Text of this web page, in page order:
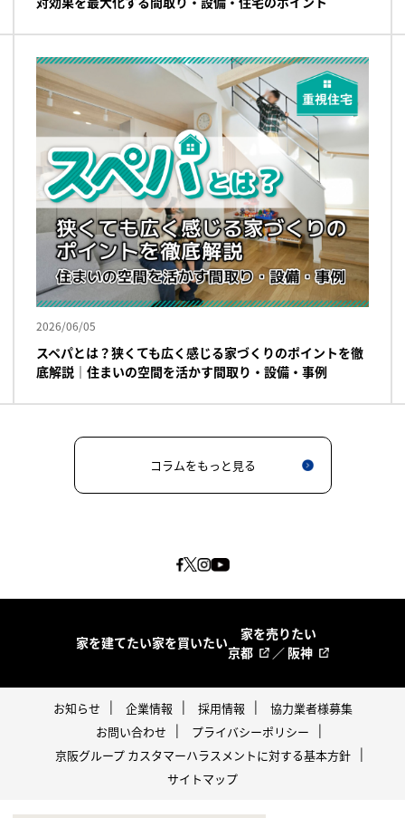
2026/06/05
スペパとは？狭くても広く感じる家づくりのポイントを徹
底解説｜住まいの空間を活かす間取り・設備・事例
コラムをもっと見る
家を建てたい家を買いたい
家を売りたい
京都
／ 阪神
お知らせ 企業情報 採用情報
協力業者様募集
お問い合わせ
プライバシーポリシー
京阪グループ カスタマーハラスメントに対する基本方針
サイトマップ